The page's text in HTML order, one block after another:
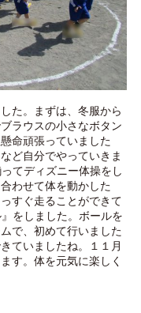
た。まずは、冬服から
ラウスの小さなボタン
命頑張っていました
ど自分でやっていきま
てディズニー体操をし
わせて体を動かした
すぐ走ることができて
をしました。ボールを
で、初めて行いました
ていましたね。１１月
す。体を元気に楽しく